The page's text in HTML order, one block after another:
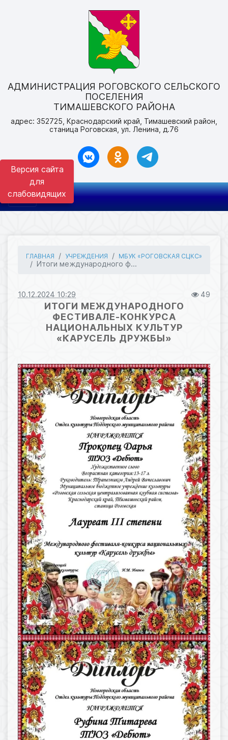
Версия сайта
для
слабовидящих
АДМИНИСТРАЦИЯ РОГОВСКОГО СЕЛЬСКОГО
ПОСЕЛЕНИЯ
ТИМАШЕВСКОГО РАЙОНА
адрес: 352725, Краснодарский край, Тимашевский район,
станица Роговская, ул. Ленина, д.76
ГЛАВНАЯ УЧРЕЖДЕНИЯ МБУК «РОГОВСКАЯ СЦКС»
Итоги международного ф...
10.12.2024 10:29 49
ИТОГИ МЕЖДУНАРОДНОГО
ФЕСТИВАЛЕ-КОНКУРСА
НАЦИОНАЛЬНЫХ КУЛЬТУР
«КАРУСЕЛЬ ДРУЖБЫ»